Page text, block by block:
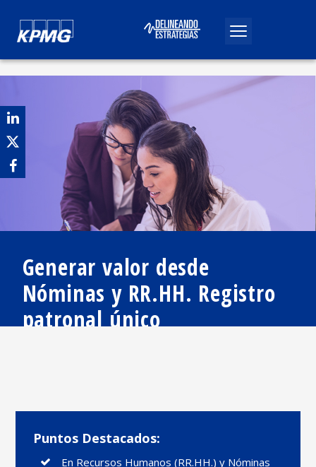
Generar valor desde
Nóminas y RR.HH. Registro
patronalúnico
Publicado porIván Imperial
Octubre, 2024
Puntos Destacados:
En Recursos Humanos (RR.HH.) y Nóminas